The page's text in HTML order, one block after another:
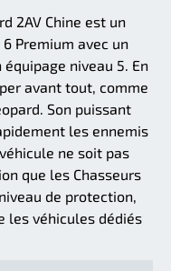
2AV Chine est un
Premium avec un
niveau 5. En
avant tout, comme
Son puissant
les ennemis
ne soit pas
que les Chasseurs
de protection,
les véhicules dédiés